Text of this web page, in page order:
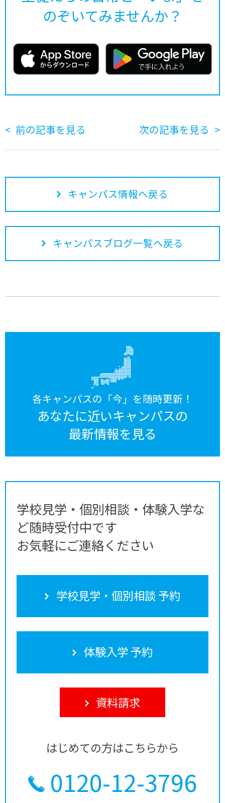
のぞいてみませんか？
前の記事を見る 次の記事を見る
キャンパス情報へ戻る
キャンパスブログ一覧へ戻る
各キャンパスの「今」を随時更新！
あなたに近いキャンパスの
最新情報を見る
学校見学・個別相談・体験入学な
ど随時受付中です
お気軽にご連絡ください
学校見学・個別相談 予約
体験入学 予約
資料請求
はじめての方はこちらから
0120-12-3796